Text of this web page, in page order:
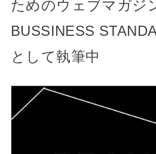
ためのウェブマガジ
BUSSINESS
として執筆中